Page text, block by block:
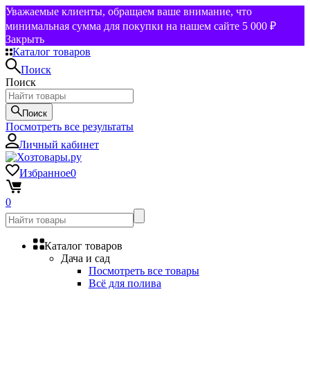
Уважаемые клиенты, обращаем ваше внимание, что
минимальная сумма для покупки на нашем сайте 5 000 ₽
Закрыть
Каталог товаров
Поиск
Поиск
Поиск
Посмотреть все результаты
Личный кабинет
Избранное0
0
Каталог товаров
Дача и сад
Посмотреть все товары
Всё для полива